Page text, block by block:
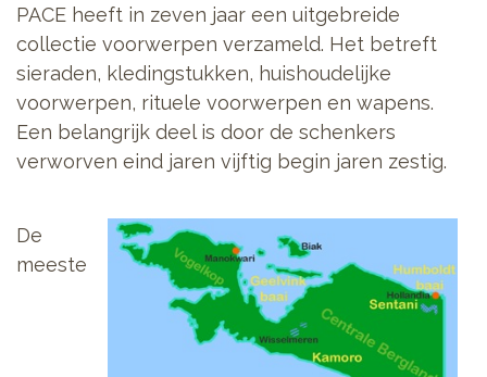
PACE heeft in zeven jaar een uitgebreide
collectie voorwerpen verzameld. Het betreft
sieraden, kledingstukken, huishoudelijke
voorwerpen, rituele voorwerpen en wapens.
Een belangrijk deel is door de schenkers
verworven eind jaren vijftig begin jaren zestig.
De
meeste